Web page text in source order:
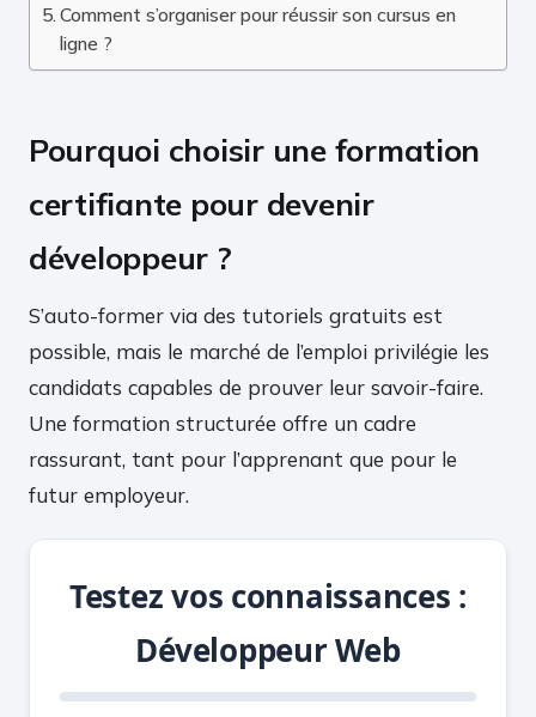
Comment s’organiser pour réussir son cursus en
ligne ?
Pourquoi choisir une formation
certifiante pour devenir
développeur ?
S’auto-former via des tutoriels gratuits est
possible, mais le marché de l’emploi privilégie les
candidats capables de prouver leur savoir-faire.
Une formation structurée offre un cadre
rassurant, tant pour l’apprenant que pour le
futur employeur.
Testez vos connaissances :
Développeur Web